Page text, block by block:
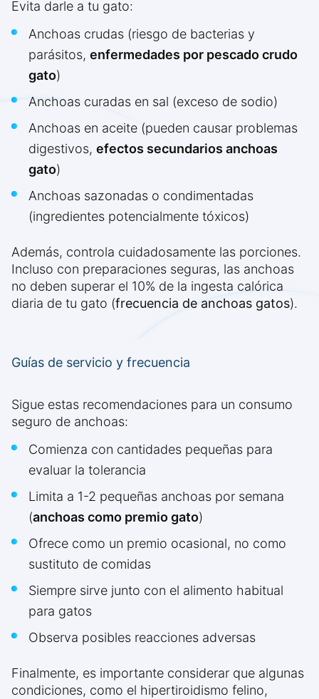
Evita darle a tu gato:
Anchoas crudas (riesgo de bacterias y
parásitos, enfermedades por pescado crudo
gato)
Anchoas curadas en sal (exceso de sodio)
Anchoas en aceite (pueden causar problemas
digestivos, efectos secundarios anchoas
gato)
Anchoas sazonadas o condimentadas
(ingredientes potencialmente tóxicos)
Además, controla cuidadosamente las porciones.
Incluso con preparaciones seguras, las anchoas
no deben superar el 10% de la ingesta calórica
diaria de tu gato (frecuencia de anchoas gatos).
Guías de servicio y frecuencia
Sigue estas recomendaciones para un consumo
seguro de anchoas:
Comienza con cantidades pequeñas para
evaluar la tolerancia
Limita a 1-2 pequeñas anchoas por semana
(anchoas como premio gato)
Ofrece como un premio ocasional, no como
sustituto de comidas
Siempre sirve junto con el alimento habitual
para gatos
Observa posibles reacciones adversas
Finalmente, es importante considerar que algunas
condiciones, como el hipertiroidismo felino,